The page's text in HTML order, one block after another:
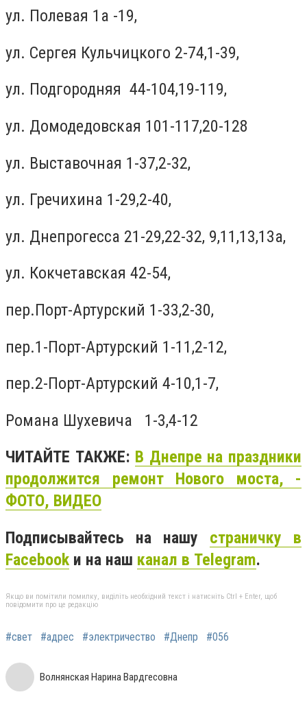
ул. Полевая 1а -19,
ул. Сергея Кульчицкого 2-74,1-39,
ул. Подгородняя 44-104,19-119,
ул. Домодедовская 101-117,20-128
ул. Выставочная 1-37,2-32,
ул. Гречихина 1-29,2-40,
ул. Днепрогесса 21-29,22-32, 9,11,13,13а,
ул. Кокчетавская 42-54,
пер.Порт-Артурский 1-33,2-30,
пер.1-Порт-Артурский 1-11,2-12,
пер.2-Порт-Артурский 4-10,1-7,
Романа Шухевича 1-3,4-12
ЧИТАЙТЕ ТАКЖЕ: В Днепре на праздники
продолжится ремонт Нового моста, -
ФОТО, ВИДЕО
Подписывайтесь на нашу страничку в
Facebook и на наш канал в Telegram.
Якщо ви помітили помилку, виділіть необхідний текст і натисніть Ctrl + Enter, щоб
повідомити про це редакцію
#свет #адрес #электричество #Днепр #056
Волнянская Нарина Вардгесовна